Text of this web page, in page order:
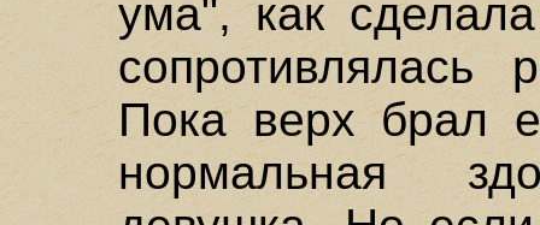
ума", как
сопротивлялась
Пока верх брал
нормальная